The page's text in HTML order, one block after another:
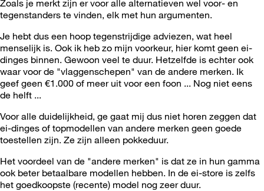
Zoals je merkt zijn er voor alle alternatieven wel voor- en
tegenstanders te vinden, elk met hun argumenten.
Je hebt dus een hoop tegenstrijdige adviezen, wat heel
menselijk is. Ook ik heb zo mijn voorkeur, hier komt geen ei-
dinges binnen. Gewoon veel te duur. Hetzelfde is echter ook
waar voor de "vlaggenschepen" van de andere merken. Ik
geef geen €1.000 of meer uit voor een foon ... Nog niet eens
de helft ...
Voor alle duidelijkheid, ge gaat mij dus niet horen zeggen dat
ei-dinges of topmodellen van andere merken geen goede
toestellen zijn. Ze zijn alleen pokkeduur.
Het voordeel van de "andere merken" is dat ze in hun gamma
ook beter betaalbare modellen hebben. In de ei-store is zelfs
het goedkoopste (recente) model nog zeer duur.